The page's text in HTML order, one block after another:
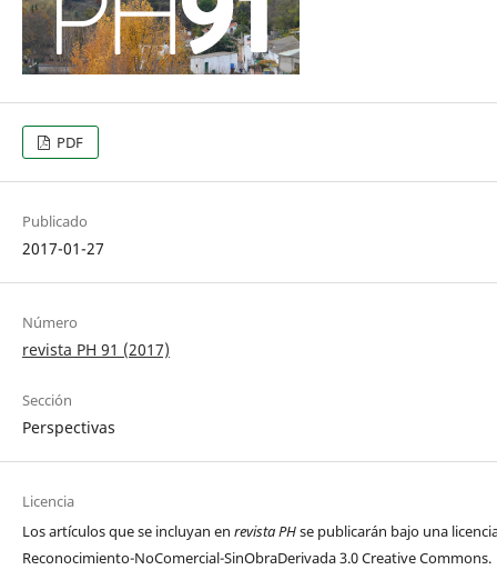
PDF
Publicado
2017-01-27
Número
revista PH 91 (2017)
Sección
Perspectivas
Licencia
Los artículos que se incluyan en revista PHse publicarán bajo una
Reconocimiento-NoComercial-SinObraDerivada 3.0 Creative Commons.